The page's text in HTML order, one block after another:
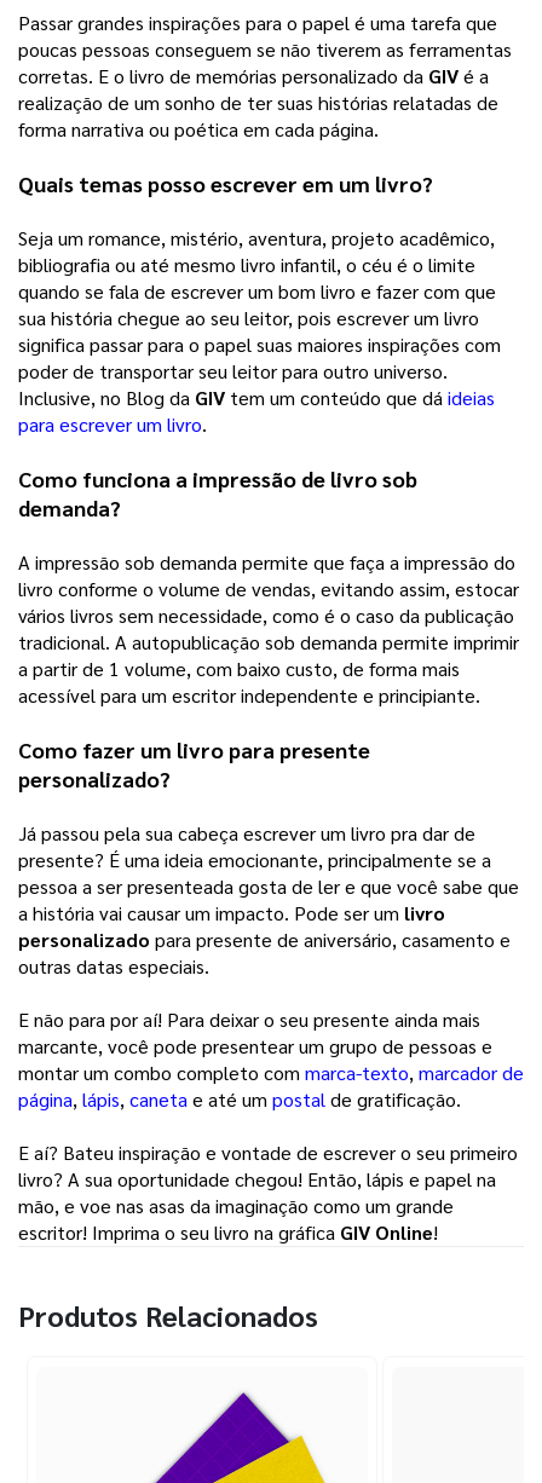
Passar grandes inspirações para o papel é uma tarefa que
poucas pessoas conseguem se não tiverem as ferramentas
corretas. E o livro de memórias personalizado da GIV é a
realização de um sonho de ter suas histórias relatadas de
forma narrativa ou poética em cada página.
Quais temas posso escrever em um livro?
Seja um romance, mistério, aventura, projeto acadêmico,
bibliografia ou até mesmo livro infantil, o céu é o limite
quando se fala de escrever um bom livro e fazer com que
sua história chegue ao seu leitor, pois escrever um livro
significa passar para o papel suas maiores inspirações com
poder de transportar seu leitor para outro universo.
Inclusive, no Blog da GIV tem um conteúdo que dá ideias
para escrever um livro.
Como funciona a impressão de livro sob
demanda?
A impressão sob demanda permite que faça a impressão do
livro conforme o volume de vendas, evitando assim, estocar
vários livros sem necessidade, como é o caso da publicação
tradicional. A autopublicação sob demanda permite imprimir
a partir de 1 volume, com baixo custo, de forma mais
acessível para um escritor independente e principiante.
Como fazer um livro para presente
personalizado?
Já passou pela sua cabeça escrever um livro pra dar de
presente? É uma ideia emocionante, principalmente se a
pessoa a ser presenteada gosta de ler e que você sabe que
a história vai causar um impacto. Pode ser um livro
personalizado para presente de aniversário, casamento e
outras datas especiais.
E não para por aí! Para deixar o seu presente ainda mais
marcante, você pode presentear um grupo de pessoas e
montar um combo completo com marca-texto, marcador de
página, lápis, canetae até um postalde gratificação.
E aí? Bateu inspiração e vontade de escrever o seu primeiro
livro? A sua oportunidade chegou! Então, lápis e papel na
mão, e voe nas asas da imaginação como um grande
escritor! Imprima o seu livro na gráfica GIV Online!
Produtos Relacionados